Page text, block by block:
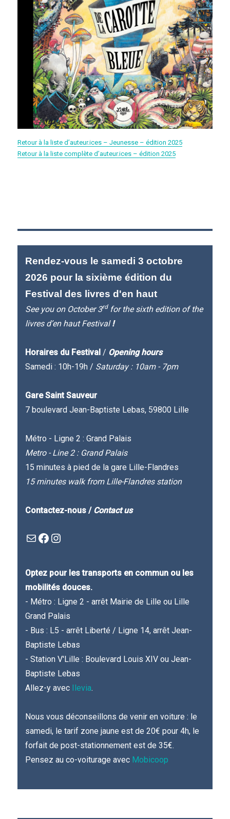
Retour à la liste d’auteur.ices – Jeunesse – édition 2025
Retour à la liste complète d’auteur.ices – édition 2025
Rendez-vous le samedi 3 octobre
2026 pour la sixième édition du
Festival des livres d'en haut
See you on October 3rdfor the sixth edition of the
livres d’en haut Festival!
Horaires du Festival / Opening hours
Samedi : 10h-19h / Saturday : 10am - 7pm
Gare Saint Sauveur
7 boulevard Jean-Baptiste Lebas, 59800 Lille
Métro - Ligne 2 : Grand Palais
Metro - Line 2 : Grand Palais
15 minutes à pied de la gare Lille-Flandres
15 minutes walk from Lille-Flandres station
Contactez-nous / Contact us
Mail
Facebook : Festivla des livres d'en hautInstagram
Optez pour les transports en commun ou les
mobilités douces.
- Métro : Ligne 2 - arrêt Mairie de Lille ou Lille
Grand Palais
- Bus : L5 - arrêt Liberté / Ligne 14, arrêt Jean-
Baptiste Lebas
- Station V'Lille : Boulevard Louis XIV ou Jean-
Baptiste Lebas
Allez-y avec
Ilevia.
Nous vous déconseillons de venir en voiture : le
samedi, le tarif zone jaune est de 20€ pour 4h, le
forfait de post-stationnement est de 35€.
Pensez au co-voiturage avec Mobicoop